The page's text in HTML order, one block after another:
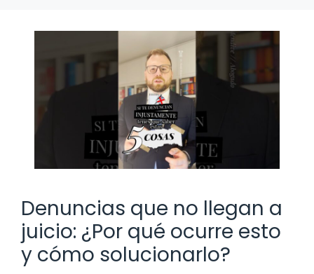
Denuncias que no llegan a
juicio: ¿Por qué ocurre esto
y cómo solucionarlo?